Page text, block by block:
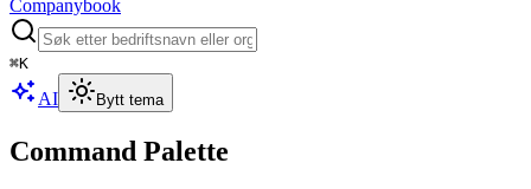
Companybook
⌘K
AI Bytt tema
Command Palette